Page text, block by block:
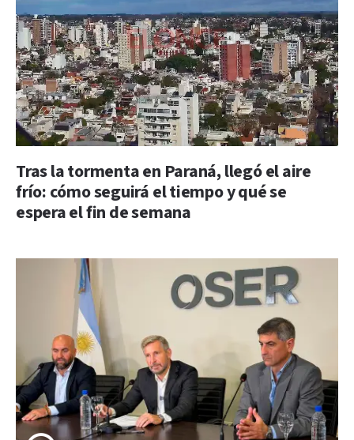
Tras la tormenta en Paraná, llegó el aire
frío: cómo seguirá el tiempo y qué se
espera el fin de semana